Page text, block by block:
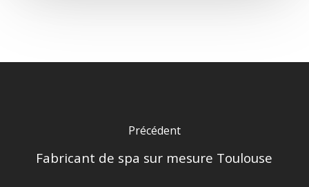
Précédent
Fabricant de spa sur mesure Toulouse